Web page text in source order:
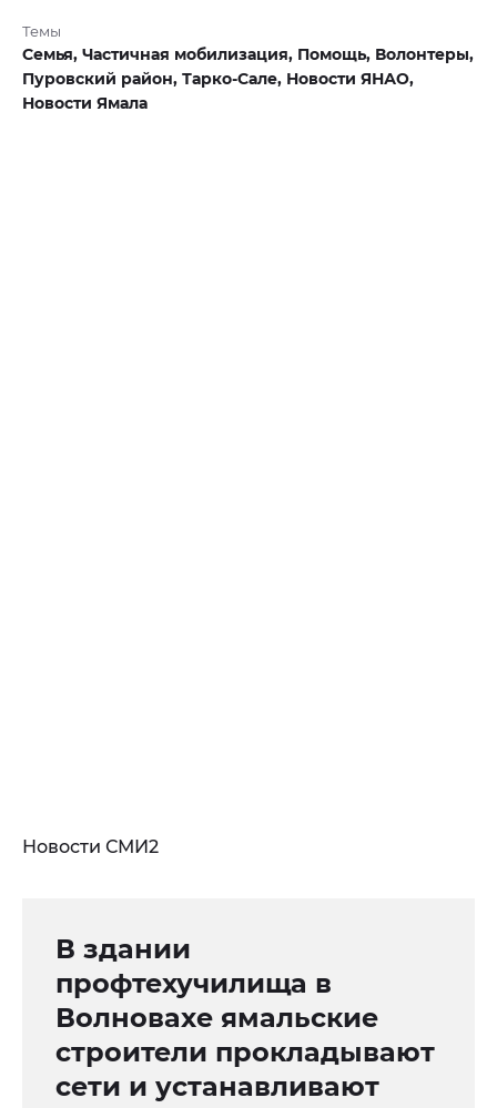
Темы
Семья, Частичная мобилизация, Помощь, Волонтеры,
Пуровский район, Тарко-Сале, Новости ЯНАО,
Новости Ямала
Новости СМИ2
В здании
профтехучилища в
Волновахе ямальские
строители прокладывают
сети и устанавливают